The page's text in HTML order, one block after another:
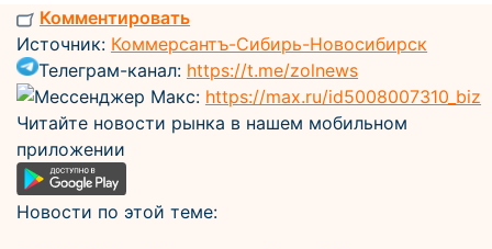
Комментировать
Источник: Коммерсантъ-Сибирь-Новосибирск
Телеграм-канал: https://t.me/zolnews
Мессенджер Макс: https://max.ru/id5008007310_biz
Читайте новости рынка в нашем мобильном
приложении
Новости по этой теме: